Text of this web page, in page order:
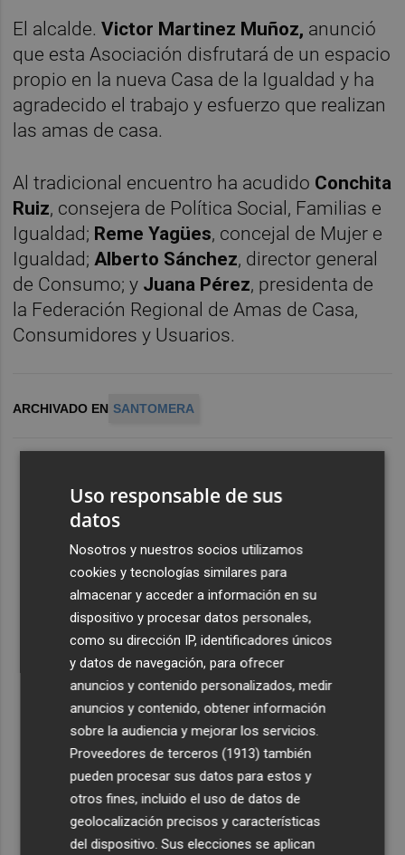
El alcalde.Victor Martinez Muñoz, anunció
que esta Asociación disfrutará de un espacio
propio en la nueva Casa de la Igualdad y ha
agradecido el trabajo y esfuerzo que realizan
las amas de casa.
Al tradicional encuentro ha acudido Conchita
Ruiz, consejera de Política Social, Familias e
Igualdad; Reme Yagües, concejal de Mujer e
Igualdad; Alberto Sánchez, director general
de Consumo; y Juana Pérez, presidenta de
la Federación Regional de Amas de Casa,
Consumidores y Usuarios.
ARCHIVADO EN SANTOMERA
Uso responsable de sus
datos
Nosotros y nuestros socios utilizamos
cookies y tecnologías similares para
almacenar y acceder a información en su
dispositivo y procesar datos personales,
como su dirección IP, identificadores únicos
y datos de navegación, para ofrecer
anuncios y contenido personalizados, medir
anuncios y contenido, obtener información
sobre la audiencia y mejorar los servicios.
Proveedores de terceros (1913) también
pueden procesar sus datos para estos y
otros fines, incluido el uso de datos de
geolocalización precisos y características
del dispositivo. Sus elecciones se aplican